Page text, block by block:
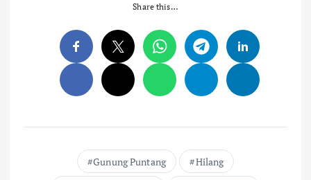
Share this…
Gunung Puntang
Hilang